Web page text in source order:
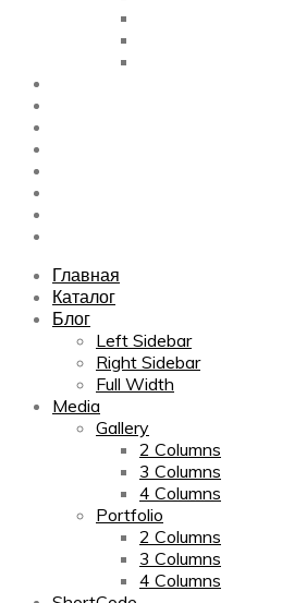
Главная
Каталог
Блог
Left Sidebar
Right Sidebar
Full Width
Media
Gallery
2 Columns
3 Columns
4 Columns
Portfolio
2 Columns
3 Columns
4 Columns